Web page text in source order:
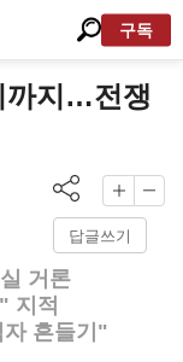
구독
까지…전쟁
답글쓰기
거론
지적
흔들기"